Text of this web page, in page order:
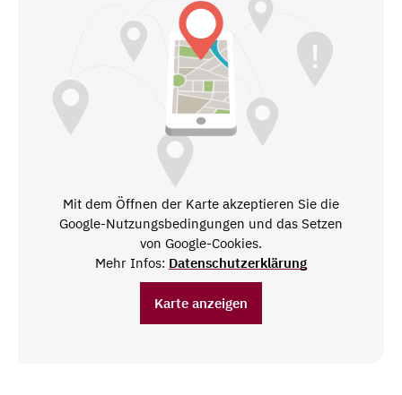
Mit dem Öffnen der Karte akzeptieren Sie die
Google-Nutzungsbedingungen und das Setzen
von Google-Cookies.
Mehr Infos: Datenschutzerklärung
Karte anzeigen